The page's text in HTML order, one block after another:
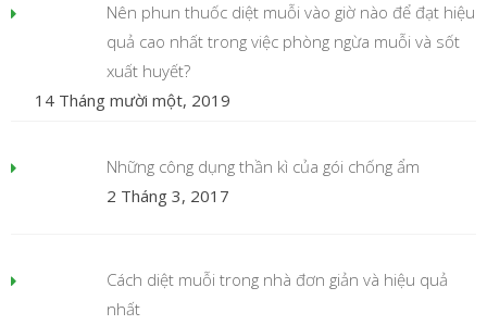
Nên phun thuốc diệt muỗi vào giờ nào để đạt hiệu
quả cao nhất trong việc phòng ngừa muỗi và sốt
xuất huyết?
14 Tháng mười một, 2019
Những công dụng thần kì của gói chống ẩm
2 Tháng 3, 2017
Cách diệt muỗi trong nhà đơn giản và hiệu quả
nhất